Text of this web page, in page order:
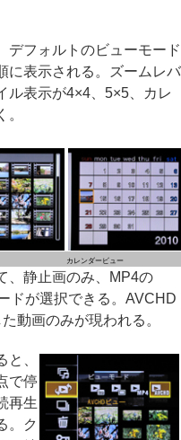
フォルトのビューモード
に表示される。ズームレバ
ル表示が4×4、5×5、カレ
カレンダービュー
、静止画のみ、MP4の
ドが選択できる。AVCHD
動画のみが現われる。
、
で停
再生
。ク